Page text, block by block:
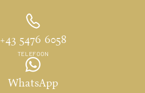
+43 5476 6058
TELEFOON
WhatsApp